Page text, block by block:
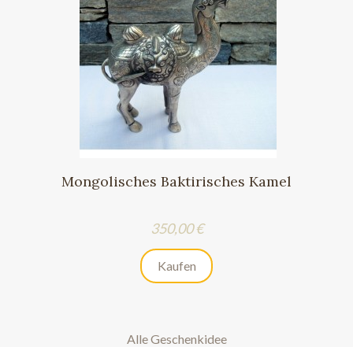
Mongolisches Baktirisches Kamel
Preis
350,00 €
Kaufen
Alle Geschenkidee